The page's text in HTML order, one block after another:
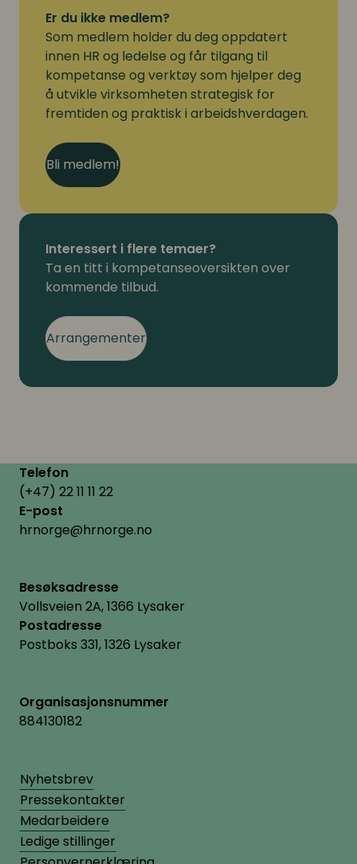
Gjennomføring:
Vi gjør oppmerksom på at digitale kurs
gjennomføres live på den aktuelle dato(ene) og
personlig tilgang. Kurset er ikke tilgjengelig i
etterkant.
Avbestillingsbetingelser:
Ved avmelding senere enn 1 uke før kurset starter
blir deltakerne belastet med 50% av kursavgiften.
Avmelding senere enn 3 dager før kursstart, må
betale full pris. Avmeldingen må være skriftlig.
Betaling/faktura:
Faktura vil bli sendt i forkant av arrangementet.
Spørsmål
Alle henvendelser rettes til HR Norge på tlf. 22 11 11
22 eller e-posthrnorge@hrnorge.no
Er du ikke medlem?
Som medlem holder du deg oppdatert
innen HR og ledelse og får tilgang til
kompetanse og verktøy som hjelper deg
å utvikle virksomheten strategisk for
fremtiden og praktisk i arbeidshverdagen.
Bli medlem!
Interessert i flere temaer?
Ta en titt i kompetanseoversikten over
kommende tilbud.
Arrangementer
Telefon
(+47) 22 11 11 22
E-post
hrnorge@hrnorge.no
Besøksadresse
Vollsveien 2A, 1366 Lysaker
Postadresse
Postboks 331, 1326 Lysaker
Organisasjonsnummer
884130182
Nyhetsbrev
Pressekontakter
Medarbeidere
Ledige stillinger